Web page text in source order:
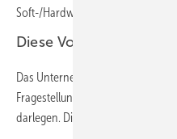
Soft-/Hardware und/oder in die
Diese
Das Unternehmen muss durch
Fragestellungen beim
darlegen. Dieser